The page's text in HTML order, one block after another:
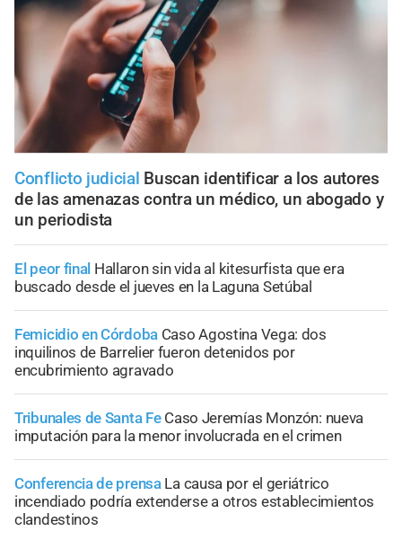
Conflicto judicial Buscan identificar a los autores
de las amenazas contra un médico, un abogado y
un periodista
El peor final Hallaron sin vida al kitesurfista que era
buscado desde el jueves en la Laguna Setúbal
Femicidio en Córdoba Caso Agostina Vega: dos
inquilinos de Barrelier fueron detenidos por
encubrimiento agravado
Tribunales de Santa Fe Caso Jeremías Monzón: nueva
imputación para la menor involucrada en el crimen
Conferencia de prensa La causa por el geriátrico
incendiado podría extenderse a otros establecimientos
clandestinos